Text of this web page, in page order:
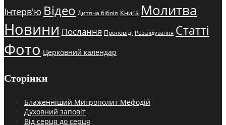
Інтерв'ю Відео Дитяча біблія Книга Молитва
Новини Послання Проповіді Розслідування Статті
Фото Церковний календар
Сторінки
Блаженніший Митрополит Мефодій
Духовний заповіт
Від серця до серця